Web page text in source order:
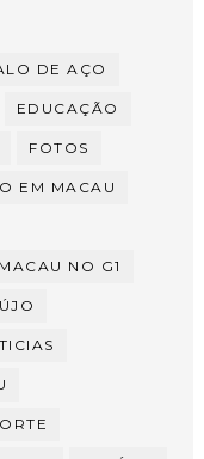
DE AÇO
EDUCAÇÃO
FOTOS
EM MACAU
MACAU NO G1